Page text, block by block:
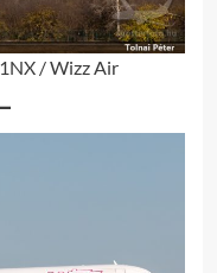
/ Wizz Air